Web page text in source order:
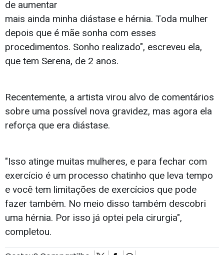
de aumentar
mais ainda minha diástase e hérnia. Toda mulher
depois que é mãe sonha com esses
procedimentos. Sonho realizado", escreveu ela,
que tem Serena, de 2 anos.
Recentemente, a artista virou alvo de comentários
sobre uma possível nova gravidez, mas agora ela
reforça que era diástase.
"Isso atinge muitas mulheres, e para fechar com
exercício é um processo chatinho que leva tempo
e você tem limitações de exercícios que pode
fazer também. No meio disso também descobri
uma hérnia. Por isso já optei pela cirurgia",
completou.